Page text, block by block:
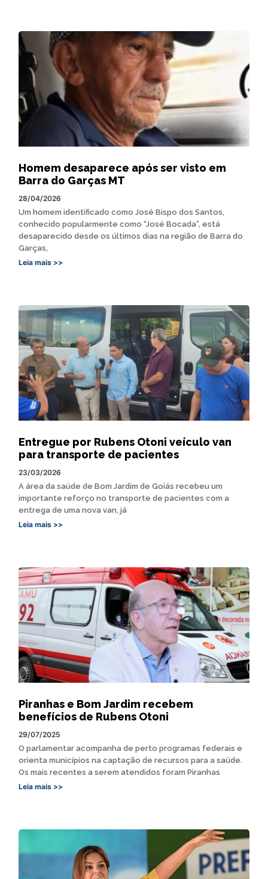
Homem desaparece após ser visto em
Barra do Garças MT
28/04/2026
Um homem identificado como José Bispo dos Santos,
conhecido popularmente como “José Bocada”, está
desaparecido desde os últimos dias na região de Barra do
Garças,
Leia mais >>
Entregue por Rubens Otoni veículo van
para transporte de pacientes
23/03/2026
A área da saúde de Bom Jardim de Goiás recebeu um
importante reforço no transporte de pacientes com a
entrega de uma nova van, já
Leia mais >>
Piranhas e Bom Jardim recebem
benefícios de Rubens Otoni
29/07/2025
O parlamentar acompanha de perto programas federais e
orienta municípios na captação de recursos para a saúde.
Os mais recentes a serem atendidos foram Piranhas
Leia mais >>